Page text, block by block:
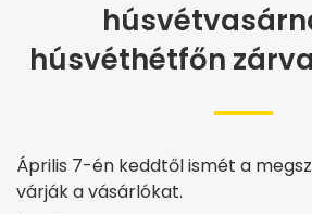
húsvéthétfőn
Április 7-én keddtől ismét a
várják a vásárlókat.